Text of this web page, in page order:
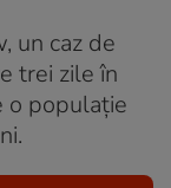
un caz de
trei zile în
o populație